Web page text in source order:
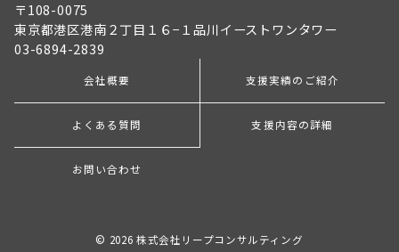
〒108-0075
東京都港区港南２丁目１６−１品川イーストワンタワー
03-6894-2839
会社概要 支援実績のご紹介
よくある質問 支援内容の詳細
お問い合わせ
© 2026 株式会社リープコンサルティング